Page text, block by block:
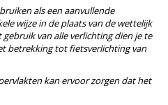
als een aanvullende
wijze in de plaats van de wettelijk
van alle verlichting dien je te
betrekking tot fietsverlichting van
kan ervoor zorgen dat het